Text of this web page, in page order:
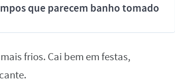
que parecem banho tomado
frios. Cai bem em festas,